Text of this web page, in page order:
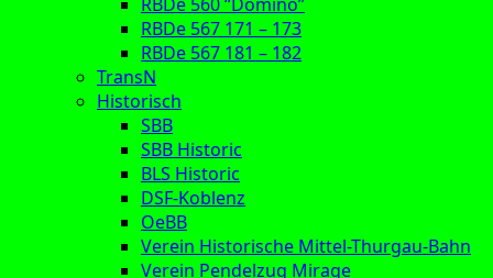
RBDe 567 171 – 173
RBDe 567 181 – 182
TransN
Historisch
SBB
SBB Historic
BLS Historic
DSF-Koblenz
OeBB
Verein Historische Mittel-Thurgau-Bahn
Verein Pendelzug Mirage